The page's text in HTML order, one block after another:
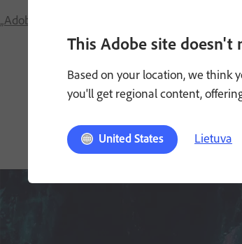
„Adobe Substance 3D“ įrankių rinkinys yra
„Substance Painter“
This Adobe site doesn't
Based on your location, we think
you'll get regional content,
United States Lietuva